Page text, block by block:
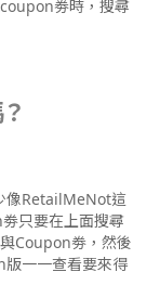
劵時，搜尋
像RetailMeNot這
只要在上面搜尋
Coupon劵，然後
版一一查看要來得